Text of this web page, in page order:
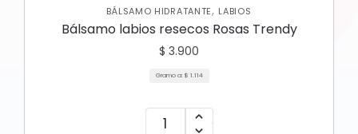
BÁLSAMO HIDRATANTE, LABIOS
Bálsamo labios resecos Rosas Trendy
$ 3.900
Gramo a: $ 1.114